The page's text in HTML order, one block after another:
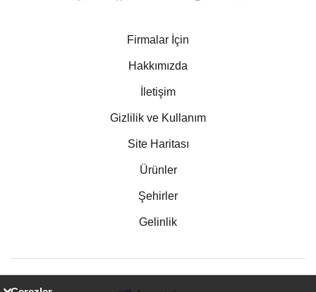
Firmalar İçin
Hakkımızda
İletişim
Gizlilik ve Kullanım
Site Haritası
Ürünler
Şehirler
Gelinlik